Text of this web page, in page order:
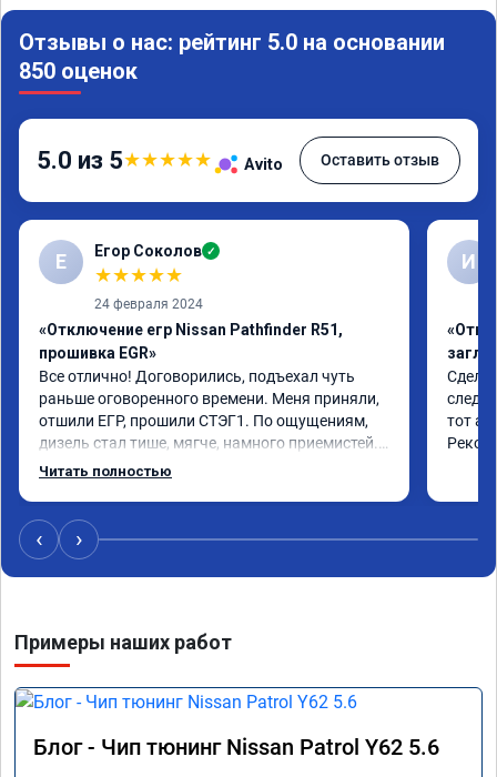
Отзывы о нас: рейтинг 5.0 на основании
850 оценок
5.0 из 5★★★★★ Avito Оставить отзыв
Е Егор Соколов ✓
★★★★★
24 февраля 2024
«Отключение егр Nissan Pathfinder R51,
прошивка EGR»
Все отлично! Договорились, подъехал чуть
раньше оговоренного времени. Меня приняли,
отшили ЕГР, прошили СТЭГ1. По ощущениям,
дизель стал тише, мягче, намного приемистей.
Прибавка в мощности ощущается, естественно,
Цена полностью соотвествовала объявленной
накануне.
Огромное спасибо.
Читать полностью
И
тот
‹ ›
Примеры наших работ
Блог - Чип тюнинг Nissan Patrol Y62 5.6